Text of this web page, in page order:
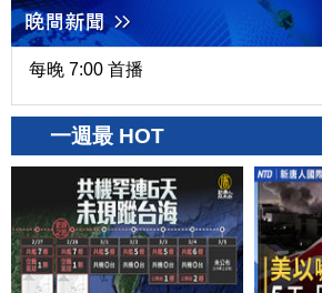
每晚 7:00 首播
一週最 HOT